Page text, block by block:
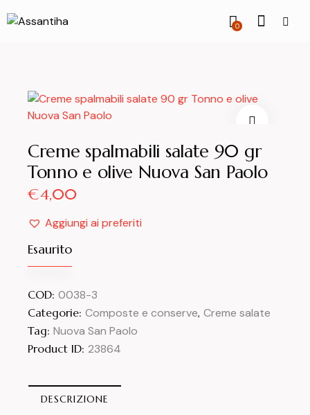
0
Creme spalmabili salate 90 gr
Tonno e olive Nuova San Paolo
€4,00
Aggiungi ai preferiti
Esaurito
COD: 0038-3
Categorie: Composte e conserve, Creme salate
Tag: Nuova San Paolo
Product ID: 23864
DESCRIZIONE